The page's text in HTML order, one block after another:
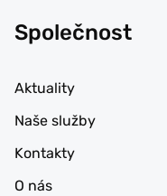
Společnost
Aktuality
Naše služby
Kontakty
O nás